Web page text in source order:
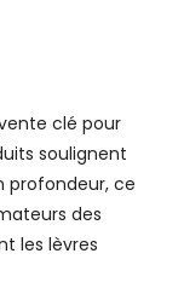
clé pour
soulignent
profondeur, ce
des
les lèvres